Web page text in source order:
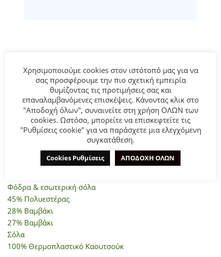
Βρεφικές εσπαντρίγιες Mayoral για κορίτσι σε κόκκινο
χρώμα, κέντημα με λουλούδια σε νούμερο 20 έως 25.
Επάνω μέρος
Φόδρα & εσωτερική σόλα
45% Πολυεστέρας
28% Βαμβάκι
27% Βαμβάκι
Σόλα
100% Θερμοπλαστικό Καουτσούκ
Χρησιμοποιούμε cookies στον ιστότοπό μας για να
σας προσφέρουμε την πιο σχετική εμπειρία
θυμίζοντας τις προτιμήσεις σας και
επαναλαμβανόμενες επισκέψεις. Κάνοντας κλικ στο
"Αποδοχή όλων", συναινείτε στη χρήση ΟΛΩΝ των
cookies. Ωστόσο, μπορείτε να επισκεφτείτε τις
"Ρυθμίσεις cookie" για να παράσχετε μια ελεγχόμενη
συγκατάθεση.
Cookies Ρυθμίσεις ΑΠΟΔΟΧΗ ΟΛΩΝ